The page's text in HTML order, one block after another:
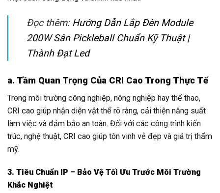
Đọc thêm: Hướng Dẫn Lắp Đèn Module
200W Sân Pickleball Chuẩn Kỹ Thuật |
Thành Đạt Led
a. Tầm Quan Trọng Của CRI Cao Trong Thực Tế
Trong môi trường công nghiệp, nông nghiệp hay thể thao,
CRI cao giúp nhận diện vật thể rõ ràng, cải thiện năng suất
làm việc và đảm bảo an toàn. Đối với các công trình kiến
trúc, nghệ thuật, CRI cao giúp tôn vinh vẻ đẹp và giá trị thẩm
mỹ.
3. Tiêu Chuẩn IP – Bảo Vệ Tối Ưu Trước Môi Trường
Khắc Nghiệt